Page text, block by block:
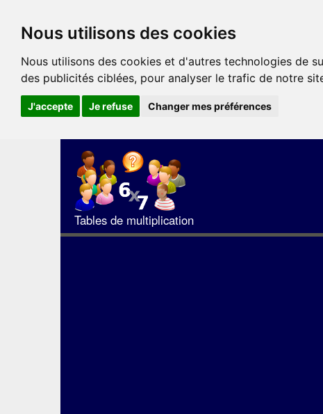
Nous utilisons des cookies
Nous utilisons des cookies et d'autres technologies de
des publicités ciblées, pour analyser le trafic de notre
J'accepte Je refuse Changer mes préférences
Tables de multiplication